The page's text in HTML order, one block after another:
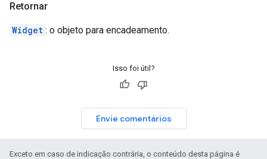
Retornar
Widget : o objeto para encadeamento.
Isso foi útil?
Envie comentários
Exceto em caso de indicação contrária, o conteúdo desta página é